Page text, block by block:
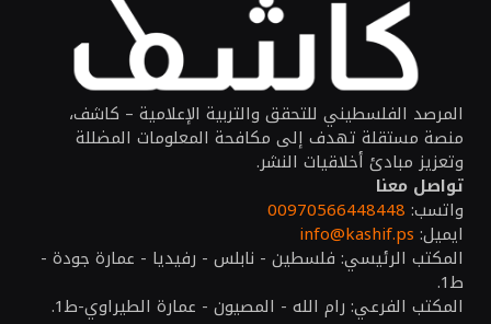
المرصد الفلسطيني للتحقق والتربية الإعلامية – كاشف،
منصة مستقلة تهدف إلى مكافحة المعلومات المضللة
وتعزيز مبادئ أخلاقيات النشر.
تواصل معنا
واتسب: 00970566448448
ايميل: info@kashif.ps
المكتب الرئيسي: فلسطين - نابلس - رفيديا - عمارة جودة -
ط1.
المكتب الفرعي: رام الله - المصيون - عمارة الطيراوي-ط1.